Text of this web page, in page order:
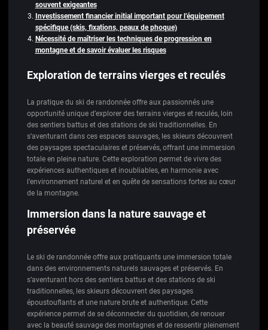
souvent exigeantes
Investissement financier initial important pour l’équipement
spécifique (skis, fixations, peaux de phoque)
Nécessité de maîtriser les techniques de progression en
montagne et de savoir évaluer les risques
Exploration de terrains vierges et reculés
La pratique du ski de randonnée offre aux passionnés une
opportunité unique d’explorer des terrains vierges et reculés, loin
des sentiers battus et des stations de ski traditionnelles. En
s’aventurant dans ces espaces sauvages, les skieurs découvrent
des paysages spectaculaires et préservés, offrant une immersion
totale en pleine nature. Cette exploration permet de vivre des
expériences authentiques et inoubliables, en harmonie avec
l’environnement naturel et en quête de sensations fortes au cœur
de la montagne.
Immersion dans la nature sauvage et
préservée
Le ski de randonnée offre aux pratiquants une immersion totale
dans des environnements naturels sauvages et préservés. En
s’aventurant hors des sentiers battus et des stations de ski
traditionnelles, les skieurs découvrent des paysages
époustouflants et une nature brute et authentique. Cette
expérience permet de se déconnecter du quotidien, de renouer
avec la beauté sauvage des montagnes et de ressentir pleinement